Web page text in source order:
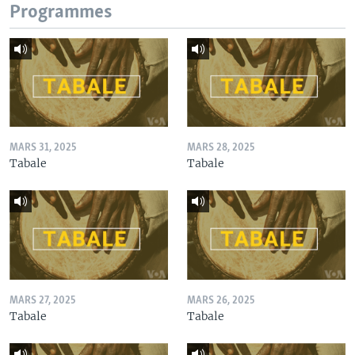
Programmes
MARS 31, 2025
Tabale
MARS 28, 2025
Tabale
MARS 27, 2025
Tabale
MARS 26, 2025
Tabale